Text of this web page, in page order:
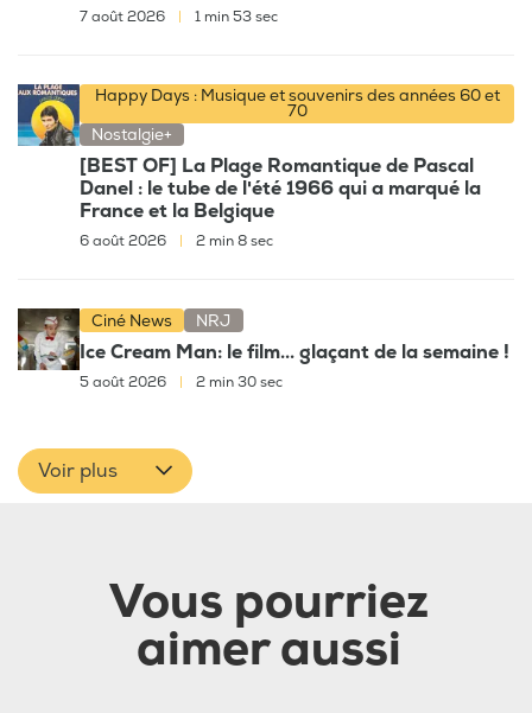
7 août 2026 1 min 53 sec
Happy Days : Musique et souvenirs des années 60 et
70
Nostalgie+
[BEST OF] La Plage Romantique de Pascal
Danel : le tube de l'été 1966 qui a marqué la
France et la Belgique
6 août 2026 2 min 8 sec
Ciné News NRJ
Ice Cream Man: le film... glaçant de la semaine !
5 août 2026 2 min 30 sec
Voir plus
Vous pourriez
aimer aussi